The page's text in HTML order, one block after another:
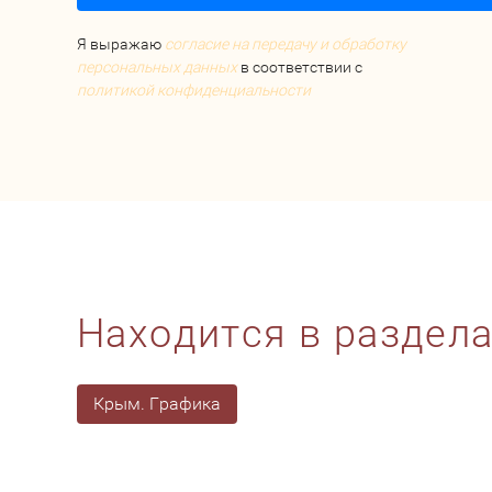
Я выражаю согласие на передачу и обработку
персональных данныхв соответствии с
политикой конфиденциальности
Находится в
Крым. Графика